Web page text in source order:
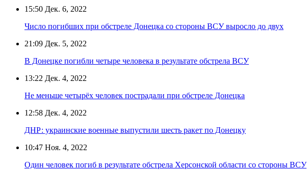
15:50 Дек. 6, 2022
Число погибших при обстреле Донецка со стороны ВСУ выросло до двух
21:09 Дек. 5, 2022
В Донецке погибли четыре человека в результате обстрела ВСУ
13:22 Дек. 4, 2022
Не меньше четырёх человек пострадали при обстреле Донецка
12:58 Дек. 4, 2022
ДНР: украинские военные выпустили шесть ракет по Донецку
10:47 Ноя. 4, 2022
Один человек погиб в результате обстрела Херсонской области со стороны ВСУ